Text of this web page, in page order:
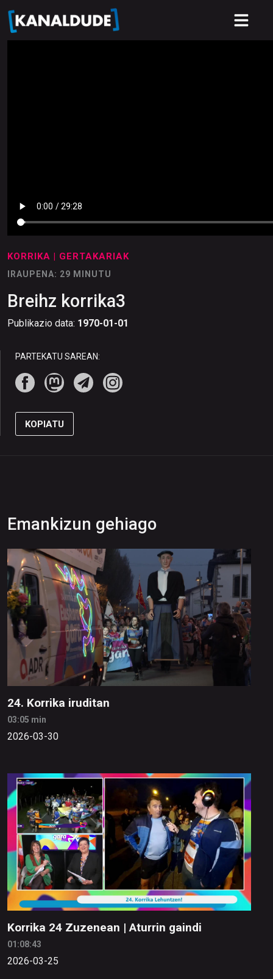
KORRIKA | GERTAKARIAK
IRAUPENA: 29 MINUTU
Breihz korrika3
Publikazio data: 1970-01-01
PARTEKATU SAREAN:
KOPIATU
Emankizun gehiago
24. Korrika iruditan
03:05 min
2026-03-30
Korrika 24 Zuzenean | Aturrin gaindi
01:08:43
2026-03-25